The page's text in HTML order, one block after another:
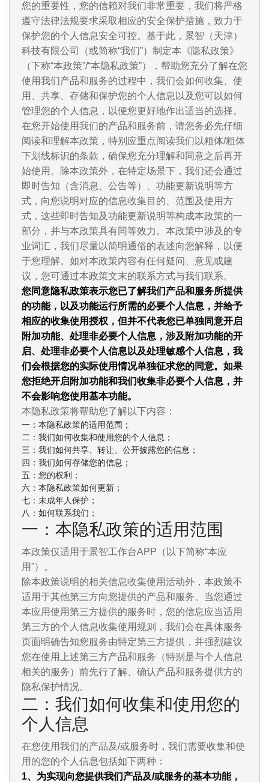
您的重要性，您的信赖对我们非常重要，我们将严格
遵守法律法规要求采取相应的安全保护措施，致力于
保护您的个人信息安全可控。基于此，景智（天津）
科技有限公司（或简称“我们”）制定本《隐私政策》
（下称“本政策”/“本隐私政策”），帮助您充分了解在您
使用我们产品和服务的过程中，我们会如何收集、使
用、共享、存储和保护您的个人信息以及您可以如何
管理您的个人信息，以便您更好地作出适当的选择。
在您开始使用我们的产品和服务前，请您务必先仔细
阅读和理解本政策，特别应重点阅读我们以粗体/粗体
下划线标识的条款，确保您充分理解和同意之后再开
始使用。除本政策外，在特定场景下，我们还会通过
即时告知（含消息、公告等）、功能更新说明等方
式，向您说明对应的信息收集目的、范围及使用方
式，这些即时告知及功能更新说明等构成本政策的一
部分，并与本政策具有同等效力。本政策中涉及的专
业词汇，我们尽量以简明通俗的表述向您解释，以便
于您理解。如对本政策内容有任何疑问、意见或建
议，您可通过本政策文末的联系方式与我们联系。
您同意隐私政策表示您已了解我们产品和服务所提供
的功能，以及功能运行所需的必要个人信息，并给予
相应的收集使用授权，但并不代表您已单独同意开启
附加功能、处理非必要个人信息，涉及附加功能的开
启、处理非必要个人信息以及处理敏感个人信息，我
们会根据您的实际使用情况单独征求您的同意。如果
您拒绝开启附加功能和我们收集非必要个人信息，并
不会影响您使用基本功能。
本隐私政策将帮助您了解以下内容：
一：本隐私政策的适用范围；
二：我们如何收集和使用您的个人信息；
三：我们如何共享、转让、公开披露您的信息；
四：我们如何存储您的信息；
五：您的权利；
六：本隐私政策如何更新；
七：未成年人保护；
八：如何联系我们；
一：本隐私政策的适用范围
本政策仅适用于景智工作台APP（以下简称“本应
用”）。
除本政策说明的相关信息收集使用活动外，本政策不
适用于其他第三方向您提供的产品和服务。当您通过
本应用使用第三方提供的服务时，您的信息应当适用
第三方的个人信息收集使用规则，我们会在具体服务
页面明确告知您服务由特定第三方提供，并强烈建议
您在使用上述第三方产品和服务（特别是与个人信息
相关的服务）前先行了解、确认产品和服务提供方的
隐私保护情况。
二：我们如何收集和使用您的
个人信息
在您使用我们的产品及/或服务时，我们需要收集和使
用的您的个人信息包括如下两种：
1、为实现向您提供我们产品及/或服务的基本功能，